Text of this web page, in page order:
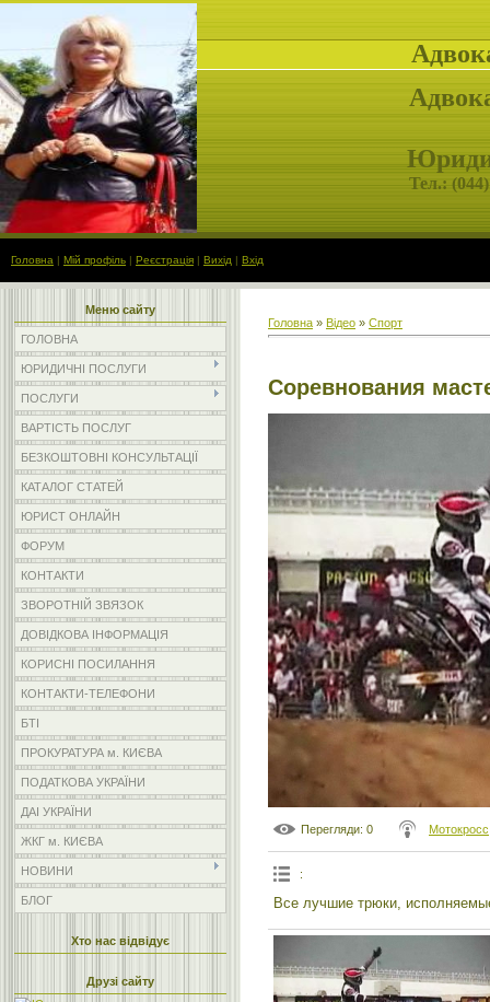
Тел.: (
Головна | Мій профіль | Реєстрація | Вихід | Вхід
Меню сайту
ГОЛОВНА
ЮРИДИЧНІ ПОСЛУГИ
ПОСЛУГИ
ВАРТІСТЬ ПОСЛУГ
БЕЗКОШТОВНІ КОНСУЛЬТАЦІЇ
КАТАЛОГ СТАТЕЙ
ЮРИСТ ОНЛАЙН
ФОРУМ
КОНТАКТИ
ЗВОРОТНІЙ ЗВЯЗОК
ДОВІДКОВА ІНФОРМАЦІЯ
КОРИСНІ ПОСИЛАННЯ
КОНТАКТИ-ТЕЛЕФОНИ
БТІ
ПРОКУРАТУРА м. КИЄВА
ПОДАТКОВА УКРАЇНИ
ДАІ УКРАЇНИ
ЖКГ м. КИЄВА
НОВИНИ
БЛОГ
Хто нас відвідує
Друзі сайту
Головна » Відео » Спорт
Соревнования
Перегляди: 0 Мотокросс
:
Все лучшие трюки,